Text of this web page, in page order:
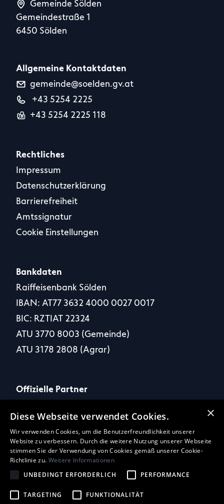
Gemeinde Sölden
Gemeindestraße 1
6450 Sölden
Allgemeine Kontaktdaten
gemeinde@soelden.gv.at
+43 5254 2225
+43 5254 2225 118
Rechtliches
Impressum
Datenschutzerklärung
Barrierefreiheit
Amtssignatur
Cookie Einstellungen
Bankdaten
Raiffeisenbank Sölden
IBAN: AT77 3632 4000 0027 0017
BIC: RZTIAT 22324
ATU 3770 8003 (Gemeinde)
ATU 3178 2808 (Agrar)
Offizielle Partner
Social Media
×
Diese Webseite verwendet Cookies.
Wir verwenden Cookies, um die Benutzerfreundlichkeit unserer
Website zu verbessern. Durch die weitere Nutzung unserer Webseite
stimmen Sie der Verwendung von Cookies gemäß unserer Cookie-
Richtlinie zu. Weitere Informationen
UNBEDINGT ERFORDERLICH
PERFORMANCE
TARGETING FUNKTIONALITÄT